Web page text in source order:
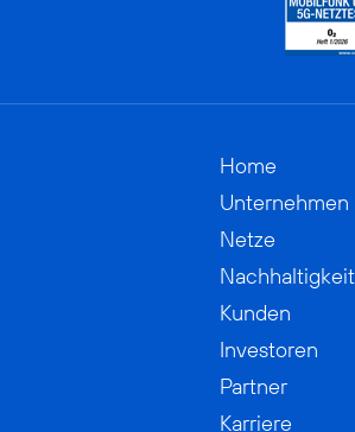
Home
Unternehmen
Netze
Nachhaltigkeit
Kunden
Investoren
Partner
Karriere